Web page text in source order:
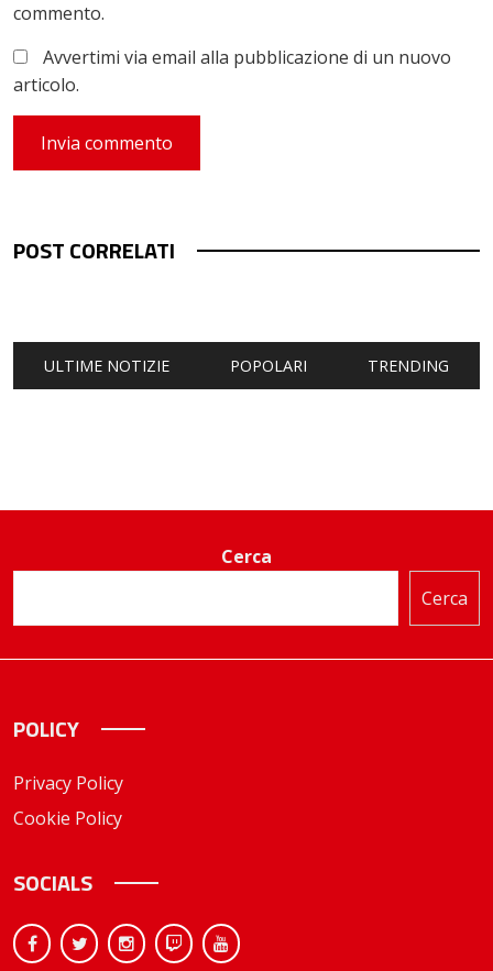
commento.
Avvertimi via email alla pubblicazione di un nuovo
articolo.
POST CORRELATI
ULTIME NOTIZIE POPOLARI TRENDING
Cerca
Cerca
POLICY
Privacy Policy
Cookie Policy
SOCIALS